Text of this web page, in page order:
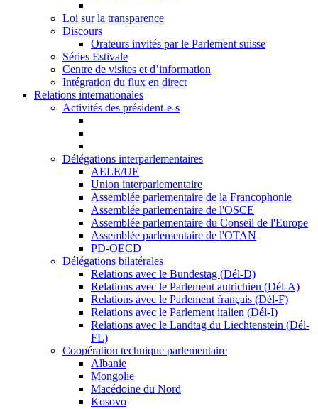
Loi sur la transparence
Discours
Orateurs invités par le Parlement suisse
Séries Estivale
Centre de visites et d’information
Intégration du flux en direct
Relations internationales
Activités des président-e-s
Délégations interparlementaires
AELE/UE
Union interparlementaire
Assemblée parlementaire de la Francophonie
Assemblée parlementaire de l'OSCE
Assemblée parlementaire du Conseil de l'Europe
Assemblée parlementaire de l'OTAN
PD-OECD
Délégations bilatérales
Relations avec le Bundestag (Dél-D)
Relations avec le Parlement autrichien (Dél-A)
Relations avec le Parlement français (Dél-F)
Relations avec le Parlement italien (Dél-I)
Relations avec le Landtag du Liechtenstein (Dél-
FL)
Coopération technique parlementaire
Albanie
Mongolie
Macédoine du Nord
Kosovo